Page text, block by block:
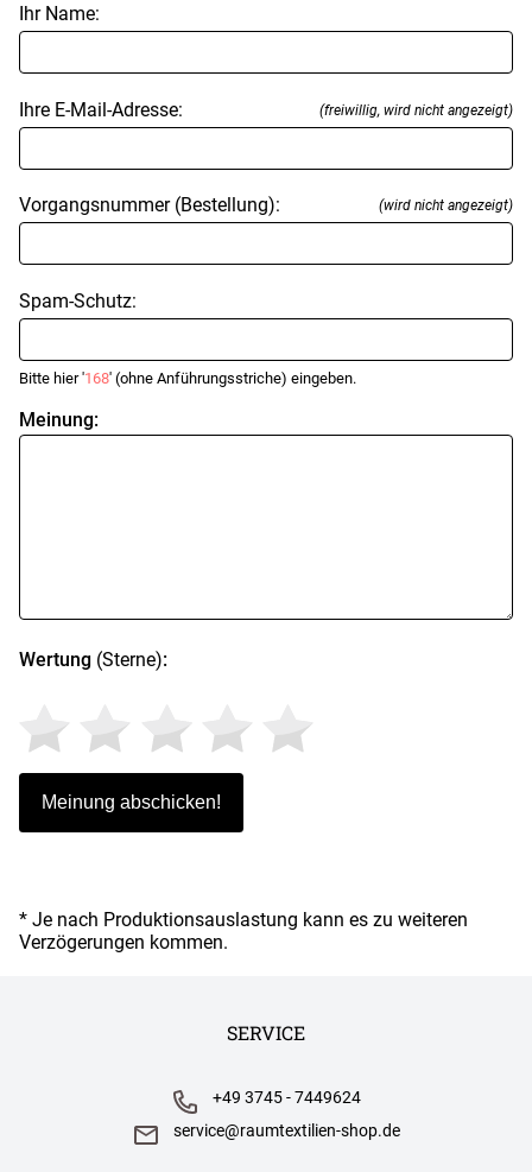
Ihr Name:
Ihre E-Mail-Adresse: (freiwillig, wird nicht angezeigt)
Vorgangsnummer (Bestellung): (wird nicht angezeigt)
Spam-Schutz:
Bitte hier '168' (ohne Anführungsstriche) eingeben.
Meinung:
Wertung (Sterne):
* Je nach Produktionsauslastung kann es zu weiteren
Verzögerungen kommen.
SERVICE
+49 3745 - 7449624
service@raumtextilien-shop.de